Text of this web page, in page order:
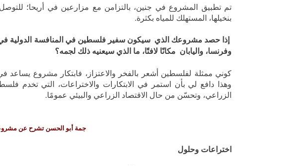
تم تطبيق المشروع في جنين، بالتزامن مع مزارعين في أريحا؛
بنخيلها، المستهلك للمياه بكثرة.
وفرنسا، واليابان مكانًا لافتًا، ما الذي سيعنيه ذلك لجمه؟
كوني ممثلة لفلسطين أشعر بالفخر والاعتزاز، فابتكار مشروع يساعد
وهذا دافع لي بأن استمر في الابتكارات والاختراعات، التي تخدم
الزراعي، وتحسّن من حال الاقتصاد الزراعي والبيئي عمومًا.
جمة أبو الحسن تشرح عن
اختراعات وحلول